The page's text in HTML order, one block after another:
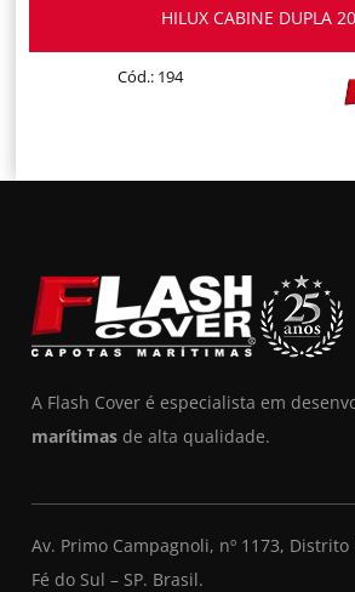
HILUX CABINE DUPLA
Cód.: 194
A Flash Cover é especialista em
marítimas de alta qualidade.
Av. Primo Campagnoli, nº 1173,
Fé do Sul – SP. Brasil.